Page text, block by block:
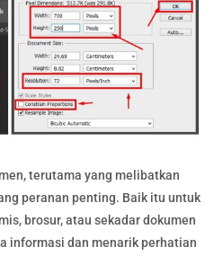
terutama yang melibatkan
peranan penting. Baik itu untuk
brosur, atau sekadar dokumen
informasi dan menarik perhatian